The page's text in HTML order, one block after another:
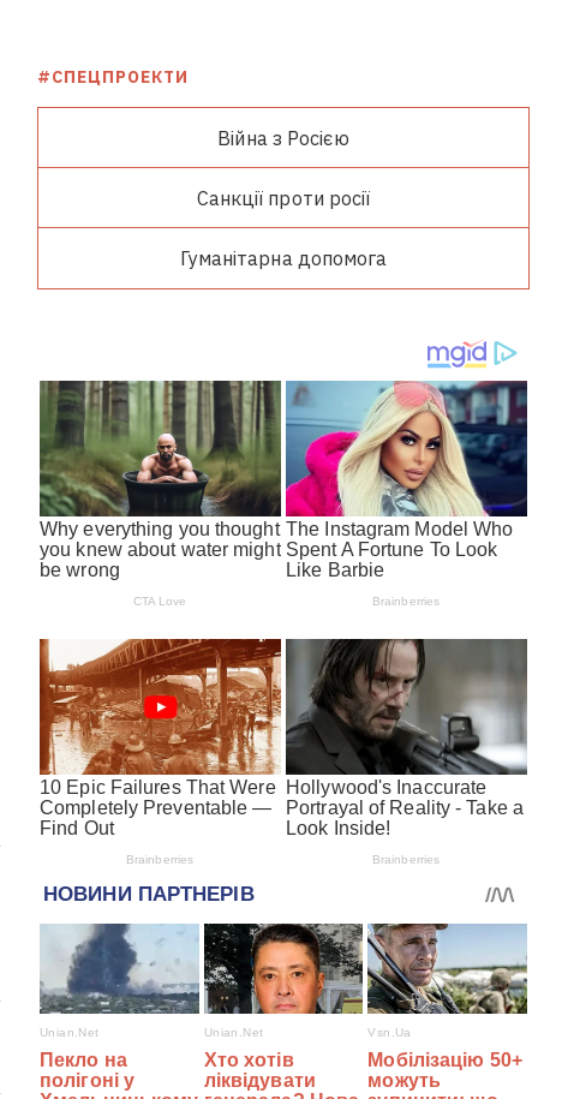
#СПЕЦПРОЕКТИ
Війна з Росією
Санкції проти росії
Гуманітарна допомога